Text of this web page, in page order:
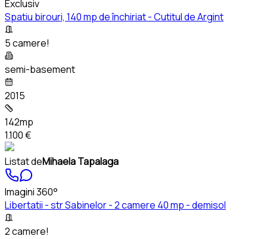
Exclusiv
Spatiu birouri, 140 mp de închiriat - Cutitul de Argint
5 camere!
semi-basement
2015
142mp
1.100 €
Listat deMihaela Tapalaga
Imagini 360°
Libertatii - str Sabinelor - 2 camere 40 mp - demisol
2 camere!